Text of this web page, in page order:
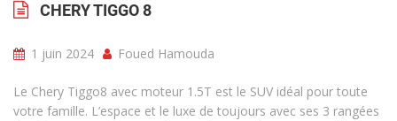
CHERY TIGGO 8
1 juin 2024 Foued Hamouda
Le Chery Tiggo8 avec moteur 1.5T est le SUV idéal pour toute
votre famille. L’espace et le luxe de toujours avec ses 3 rangées